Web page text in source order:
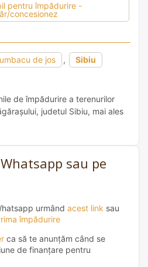
pentru împădurire -
concesionez
de jos ,
Sibiu
de împădurire a terenurilor
judetul Sibiu, mai ales
sau pe
urmând acest link sau
împădurire
ca să te anunțăm când se
de finanțare pentru